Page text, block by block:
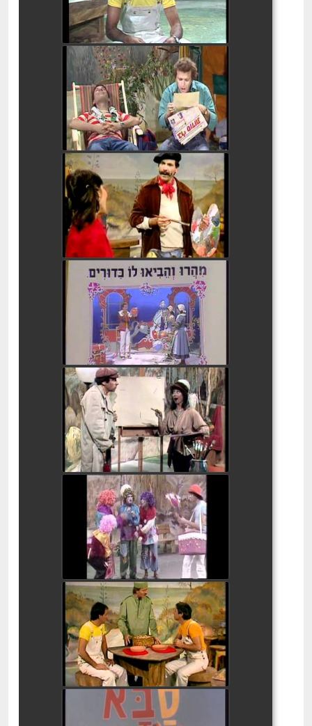
בלי סודות - חיריק 4
watch video
בלי סודות י' ו- פ'
watch video
בלי סודות שורוק 3
watch video
בלי סודות - נ' ו- ק'
watch video
בלי סודות ט' ו - כ'
watch video
בלי סודות ב' ו- ה'
watch video
בלי סודות ס' ו- ע'